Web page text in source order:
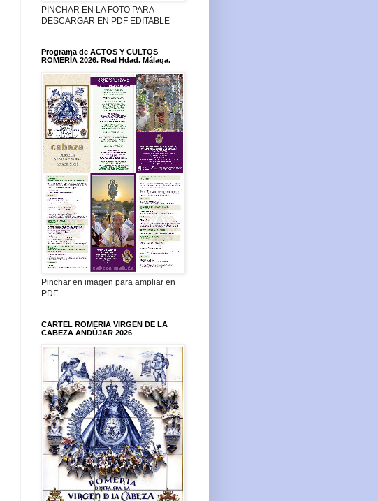
PINCHAR EN LA FOTO PARA
DESCARGAR EN PDF EDITABLE
Programa de ACTOS Y CULTOS
ROMERÍA 2026. Real Hdad. Málaga.
Pinchar en imagen para ampliar en
PDF
CARTEL ROMERIA VIRGEN DE LA
CABEZA ANDÚJAR 2026